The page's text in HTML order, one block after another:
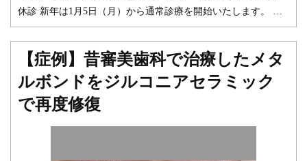
休診 新年は1月5日（月）から通常診療を開始いたします。 ご
不便をおかけいたしますが、よろしくお願い申し上げます。 み
【症例】昔審美歯科で治療したメタ
ルボンドをジルコニアセラミック
で再度修復